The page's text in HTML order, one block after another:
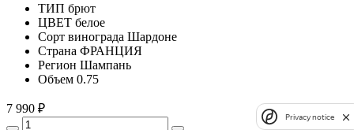
ТИП брют
ЦВЕТ белое
Сорт винограда Шардоне
Страна ФРАНЦИЯ
Регион Шампань
Объем 0.75
7 990 ₽
Privacy notice